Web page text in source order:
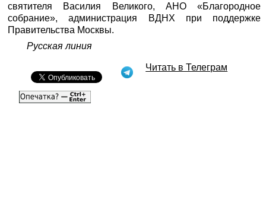
святителя Василия Великого, АНО «Благородное
собрание», администрация ВДНХ при поддержке
Правительства Москвы.
Русская линия
Читать в Телеграм